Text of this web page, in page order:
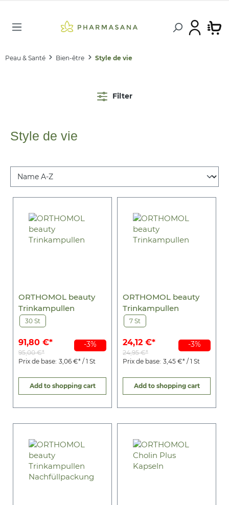
Peau & Santé Bien-être Style de vie
Filter
Style de vie
-3%
ORTHOMOL beauty
Trinkampullen
30 St
91,80 €*
95,00 €*
Prix de base: 3,06 €* / 1 St
Add to shopping cart
-3%
ORTHOMOL beauty
Trinkampullen
7 St
24,12 €*
24,95 €*
Prix de base: 3,45 €* / 1 St
Add to shopping cart